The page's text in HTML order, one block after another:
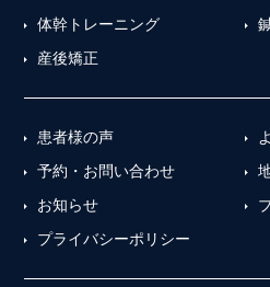
体幹トレーニング
産後矯正
患者様の声
予約・お問い合わせ
お知らせ
プライバシーポリシー